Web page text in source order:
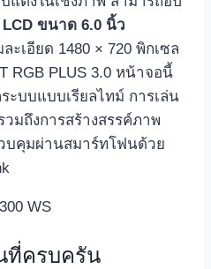
ขนาด 6.0 นิ้ว
เอียด 1480 × 720 พิกเซล
RGB PLUS 3.0 หน้าจอนี้
ะบบแบบเรียลไทม์ การเล่น
มถึงการสร้างสรรค์ภาพ
บคุมผ่านสมาร์ทโฟนด้วย
ที่ครบครัน